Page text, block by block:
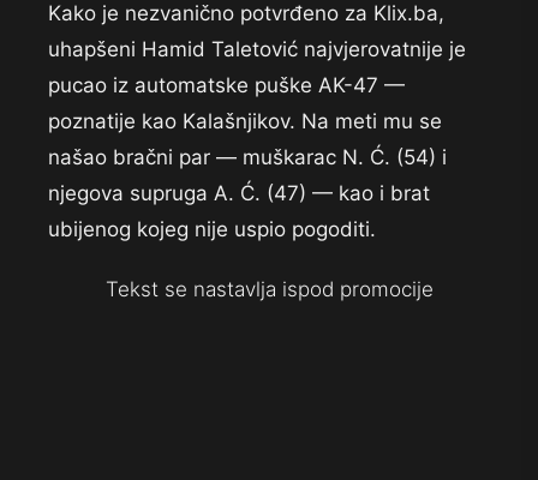
Kako je nezvanično potvrđeno za Klix.ba,
uhapšeni Hamid Taletović najvjerovatnije je
pucao iz automatske puške AK-47 —
poznatije kao Kalašnjikov. Na meti mu se
našao bračni par — muškarac N. Ć. (54) i
njegova supruga A. Ć. (47) — kao i brat
ubijenog kojeg nije uspio pogoditi.
Tekst se nastavlja ispod promocije